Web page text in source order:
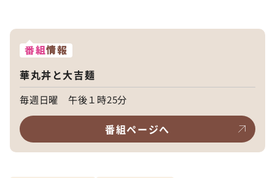
番組情報
華丸丼と大吉麺
毎週日曜 午後１時25分
番組ページへ